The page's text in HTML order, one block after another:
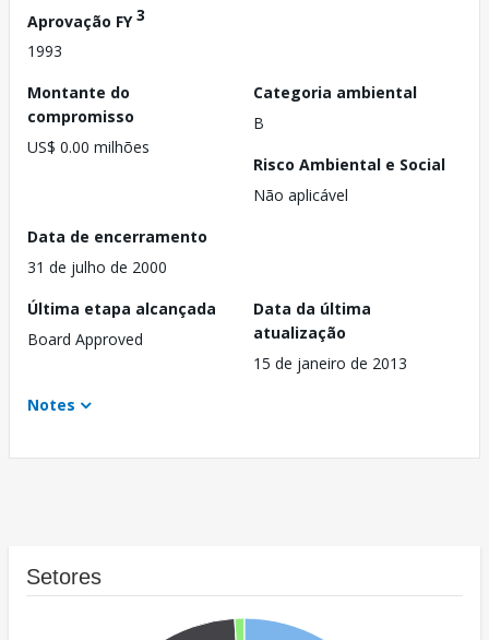
Aprovação FY3
1993
Montante do
compromisso
US$ 0.00 milhões
Categoria ambiental
B
Risco Ambiental e Social
Não aplicável
Data de encerramento
31 de julho de 2000
Última etapa alcançada
Board Approved
Data da última
atualização
15 de janeiro de 2013
Notes
Setores